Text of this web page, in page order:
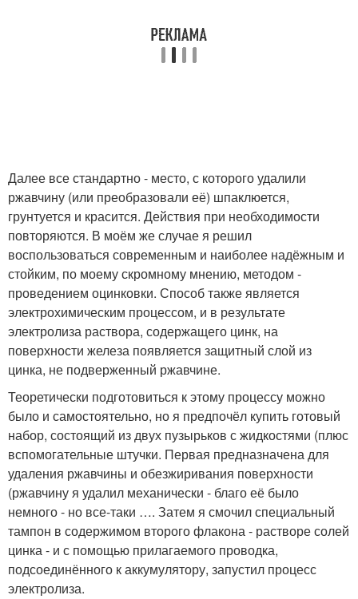
Далее все стандартно - место, с которого удалили
ржавчину (или преобразовали её) шпаклюется,
грунтуется и красится. Действия при необходимости
повторяются. В моём же случае я решил
воспользоваться современным и наиболее надёжным и
стойким, по моему скромному мнению, методом -
проведением оцинковки. Способ также является
электрохимическим процессом, и в результате
электролиза раствора, содержащего цинк, на
поверхности железа появляется защитный слой из
цинка, не подверженный ржавчине.
Теоретически подготовиться к этому процессу можно
было и самостоятельно, но я предпочёл купить готовый
набор, состоящий из двух пузырьков с жидкостями (плюс
вспомогательные штучки. Первая предназначена для
удаления ржавчины и обезжиривания поверхности
(ржавчину я удалил механически - благо её было
немного - но все-таки …. Затем я смочил специальный
тампон в содержимом второго флакона - растворе солей
цинка - и с помощью прилагаемого проводка,
подсоединённого к аккумулятору, запустил процесс
электролиза.